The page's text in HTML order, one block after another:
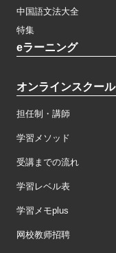
中国語文法大全
特集
eラーニング
オンラインスクール
担任制・講師
学習メソッド
受講までの流れ
学習レベル表
学習メモplus
网校教师招聘